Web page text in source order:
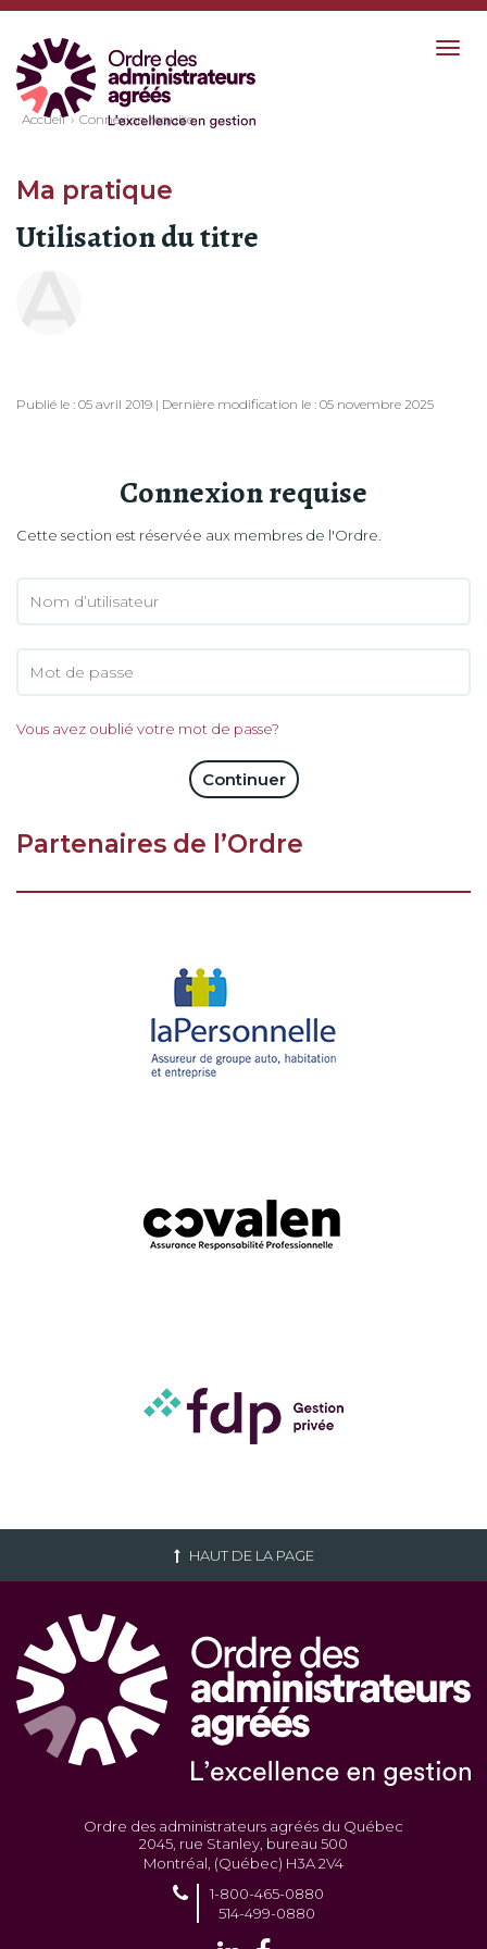
Accueil Connexion requise
Ma pratique
Utilisation du titre
Publié le : 05 avril 2019 | Dernière modification le : 05 novembre 2025
Connexion requise
Cette section est réservée aux membres de l'Ordre.
Vous avez oublié votre mot de passe?
Continuer
Partenaires de l’Ordre
HAUT DE LA PAGE
Ordre des administrateurs agréés du Québec
2045, rue Stanley, bureau 500
Montréal, (Québec) H3A 2V4
1-800-465-0880
514-499-0880